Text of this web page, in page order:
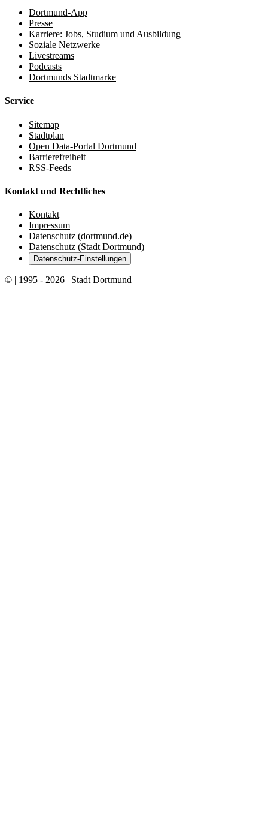
Dortmund-App
Presse
Karriere: Jobs, Studium und Ausbildung
Soziale Netzwerke
Livestreams
Podcasts
Dortmunds Stadtmarke
Service
Sitemap
Stadtplan
Open Data-Portal Dortmund
Barrierefreiheit
RSS-Feeds
Kontakt und Rechtliches
Kontakt
Impressum
Datenschutz (dortmund.de)
Datenschutz (Stadt Dortmund)
Datenschutz-Einstellungen
© | 1995 - 2026 | Stadt Dortmund